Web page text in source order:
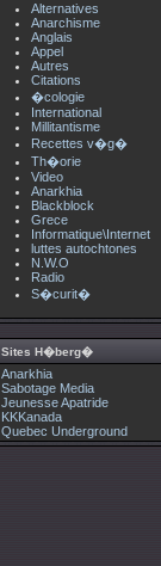
Alternatives
Anarchisme
Anglais
Appel
Autres
Citations
�cologie
International
Millitantisme
Recettes v�g�
Th�orie
Video
Anarkhia
Blackblock
Grece
Informatique\Internet
luttes autochtones
N.W.O
Radio
S�curit�
Sites H�berg�
Anarkhia
Sabotage Media
Jeunesse Apatride
KKKanada
Quebec Underground